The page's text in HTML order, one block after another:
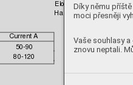
Díky němu
moci přesněji
Vaše souhlasy
znovu neptali.
Elongation, A5
Hardness as welded:
Current A
50-90
80-120